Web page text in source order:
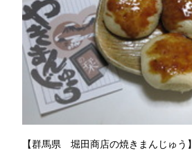
【群馬県 堀田商店の焼きまんじゅう】